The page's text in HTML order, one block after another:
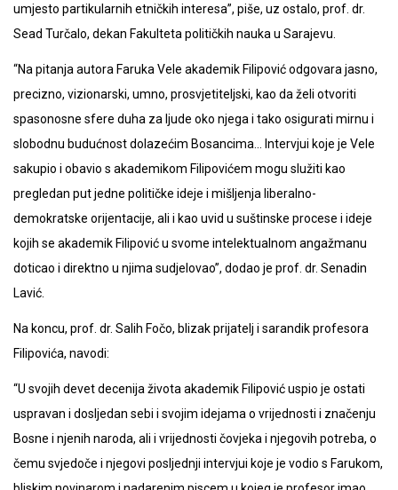
umjesto partikularnih etničkih interesa”, piše, uz ostalo, prof. dr.
Sead Turčalo, dekan Fakulteta političkih nauka u Sarajevu.
“Na pitanja autora Faruka Vele akademik Filipović odgovara jasno,
precizno, vizionarski, umno, prosvjetiteljski, kao da želi otvoriti
spasonosne sfere duha za ljude oko njega i tako osigurati mirnu i
slobodnu budućnost dolazećim Bosancima… Intervjui koje je Vele
sakupio i obavio s akademikom Filipovićem mogu služiti kao
pregledan put jedne političke ideje i mišljenja liberalno-
demokratske orijentacije, ali i kao uvid u suštinske procese i ideje
kojih se akademik Filipović u svome intelektualnom angažmanu
doticao i direktno u njima sudjelovao”, dodao je prof. dr. Senadin
Lavić.
Na koncu, prof. dr. Salih Fočo, blizak prijatelj i sarandik profesora
Filipovića, navodi:
“U svojih devet decenija života akademik Filipović uspio je ostati
uspravan i dosljedan sebi i svojim idejama o vrijednosti i značenju
Bosne i njenih naroda, ali i vrijednosti čovjeka i njegovih potreba, o
čemu svjedoče i njegovi posljednji intervjui koje je vodio s Farukom,